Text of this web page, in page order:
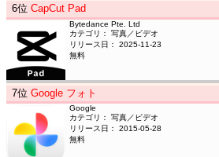
6位 CapCut Pad
Bytedance Pte. Ltd
カテゴリ： 写真／ビデオ
リリース日： 2025-11-23
無料
7位 Google フォト
Google
カテゴリ： 写真／ビデオ
リリース日： 2015-05-28
無料